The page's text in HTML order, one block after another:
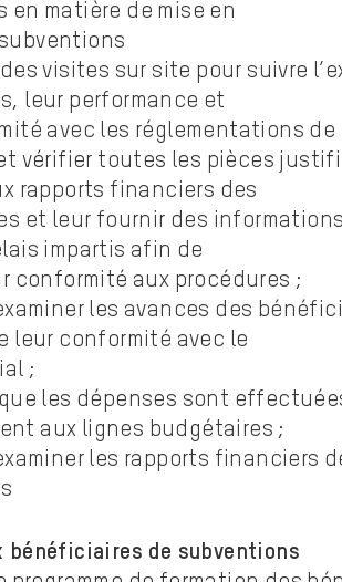
en matière de mise en
des visites sur site pour suivre
leur performance et
avec les réglementations de
et vérifier toutes les pièces
rapports financiers des
et leur fournir des
impartis afin de
conformité aux procédures ;
les avances des
leur conformité avec le
;
que les dépenses sont
aux lignes budgétaires ;
les rapports financiers
bénéficiaires de subventions